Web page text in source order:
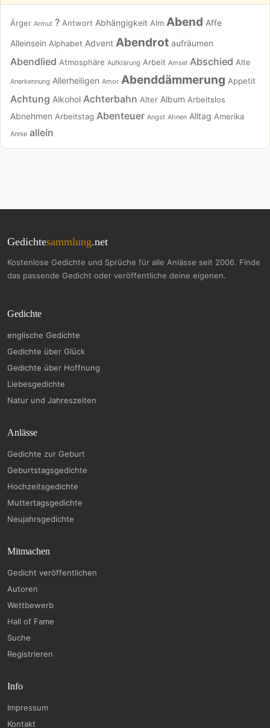
Ärger Armut ? Antwort Abhängigkeit Alm Abend Affe
Alleinsein Alphabet Advent Abendrot aufräumen
Abendlied Atmosphäre Aufklärung Arbeit Amsel Abschied Alte
Anerkennung Allerheiligen Amor Abenddämmerung Appetit
Achtung Alkohol Achterbahn Alter Album Arbeitslos
Abnehmen Arbeitstag Abenteuer Angst Ahnen Alltag Amerika
Annie allein
Gedichtesammlung.net
Kostenlose Gedichte und Sprüche für alle Anlässe seit 2006. Finde
das passende Gedicht oder veröffentliche deine eigenen.
Gedichte
englische Gedichte
Gedichte über Glück
Gedichte über Hoffnung
Liebesgedichte
Natur und Jahreszeiten
Anlässe
Gedichte zur Geburt
Geburtstagsgedichte
Hochzeitsgedichte
Muttertagsgedichte
Neujahrsgedichte
Mitmachen
Gedicht veröffentlichen
Autoren
Wettbewerb
Hall of Fame
Suche
Registrieren
Info
Impressum
Kontakt